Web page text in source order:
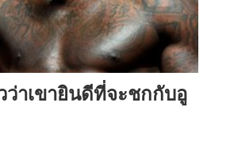
ว่าเขายินดีที่จะชกกับอู